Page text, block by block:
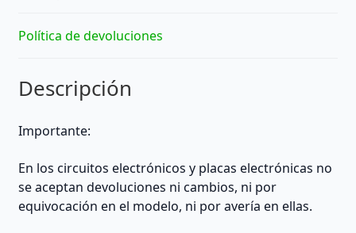
Política de devoluciones
Descripción
Importante:
En los circuitos electrónicos y placas electrónicas no
se aceptan devoluciones ni cambios, ni por
equivocación en el modelo, ni por avería en ellas.